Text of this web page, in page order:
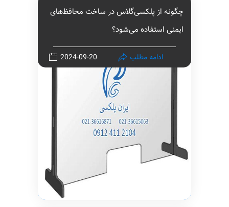
چگونه از پلکسی‌گلاس در ساخت محافظ‌های
ایمنی استفاده می‌شود؟
2024-09-20 ادامه مطلب